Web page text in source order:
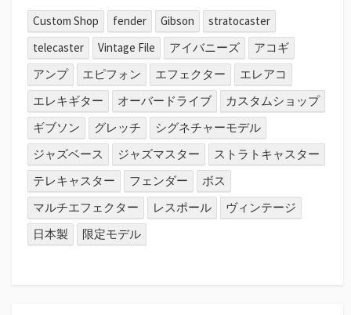
Custom Shop fender Gibson
stratocaster
telecaster
Vintage File アイバニーズ
アコギ
アンプ
エピフォン エフェクター
エレアコ
エレキギター
オーバードライブ
カスタムショップ
ギブソン
グレッチ
シグネチャーモデル
ジャズベース
ジャズマスター
ストラトキャスター
テレキャスター
フェンダー
ボス
マルチエフェクター
レスポール
ヴィンテージ
日本製
限定モデル